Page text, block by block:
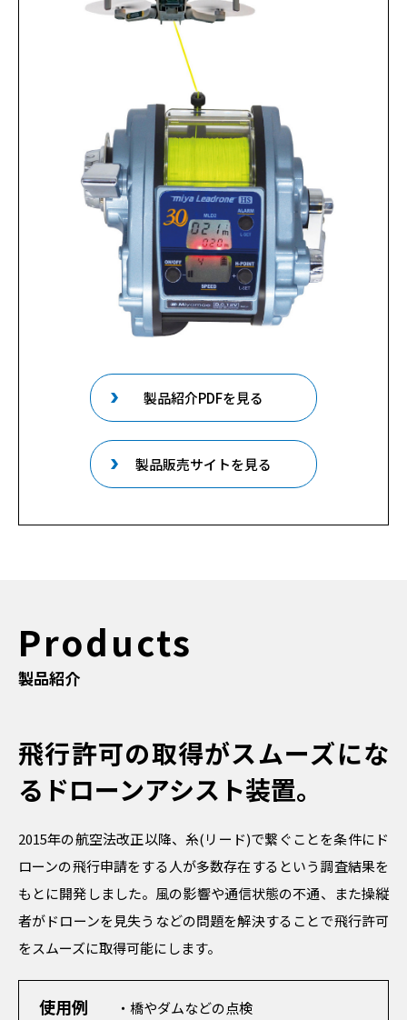
製品紹介PDFを見る
製品販売サイトを見る
Products
製品紹介
飛行許可の取得がスムーズにな
るドローンアシスト装置。
2015年の航空法改正以降、糸(リード)で繋ぐことを条件にド
ローンの飛行申請をする人が多数存在するという調査結果を
もとに開発しました。風の影響や通信状態の不通、また操縦
者がドローンを見失うなどの問題を解決することで飛行許可
をスムーズに取得可能にします。
使用例
・橋やダムなどの点検